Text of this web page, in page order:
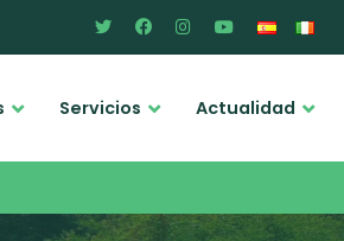
Servicios Actualidad